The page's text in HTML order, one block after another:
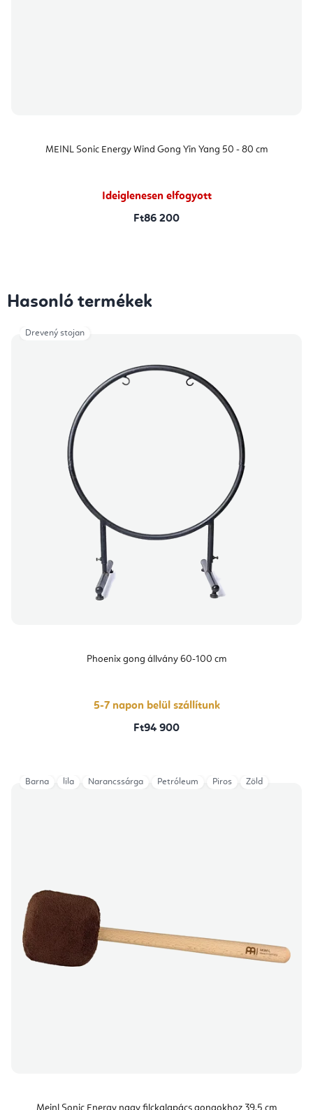
MEINL Sonic Energy Wind Gong Yin Yang 50 - 80 cm
Ideiglenesen elfogyott
Ft86 200
Hasonló termékek
Phoenix gong állvány 60-100 cm
5-7 napon belül szállítunk
Ft94 900
Drevený stojan
Meinl Sonic Energy nagy filckalapács gongokhoz 39,5 cm
Barna lila Narancssárga Petróleum Piros Zöld